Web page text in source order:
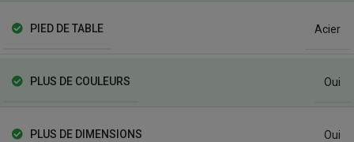
PIED DE TABLE Acier
PLUS DE COULEURS Oui
PLUS DE DIMENSIONS Oui